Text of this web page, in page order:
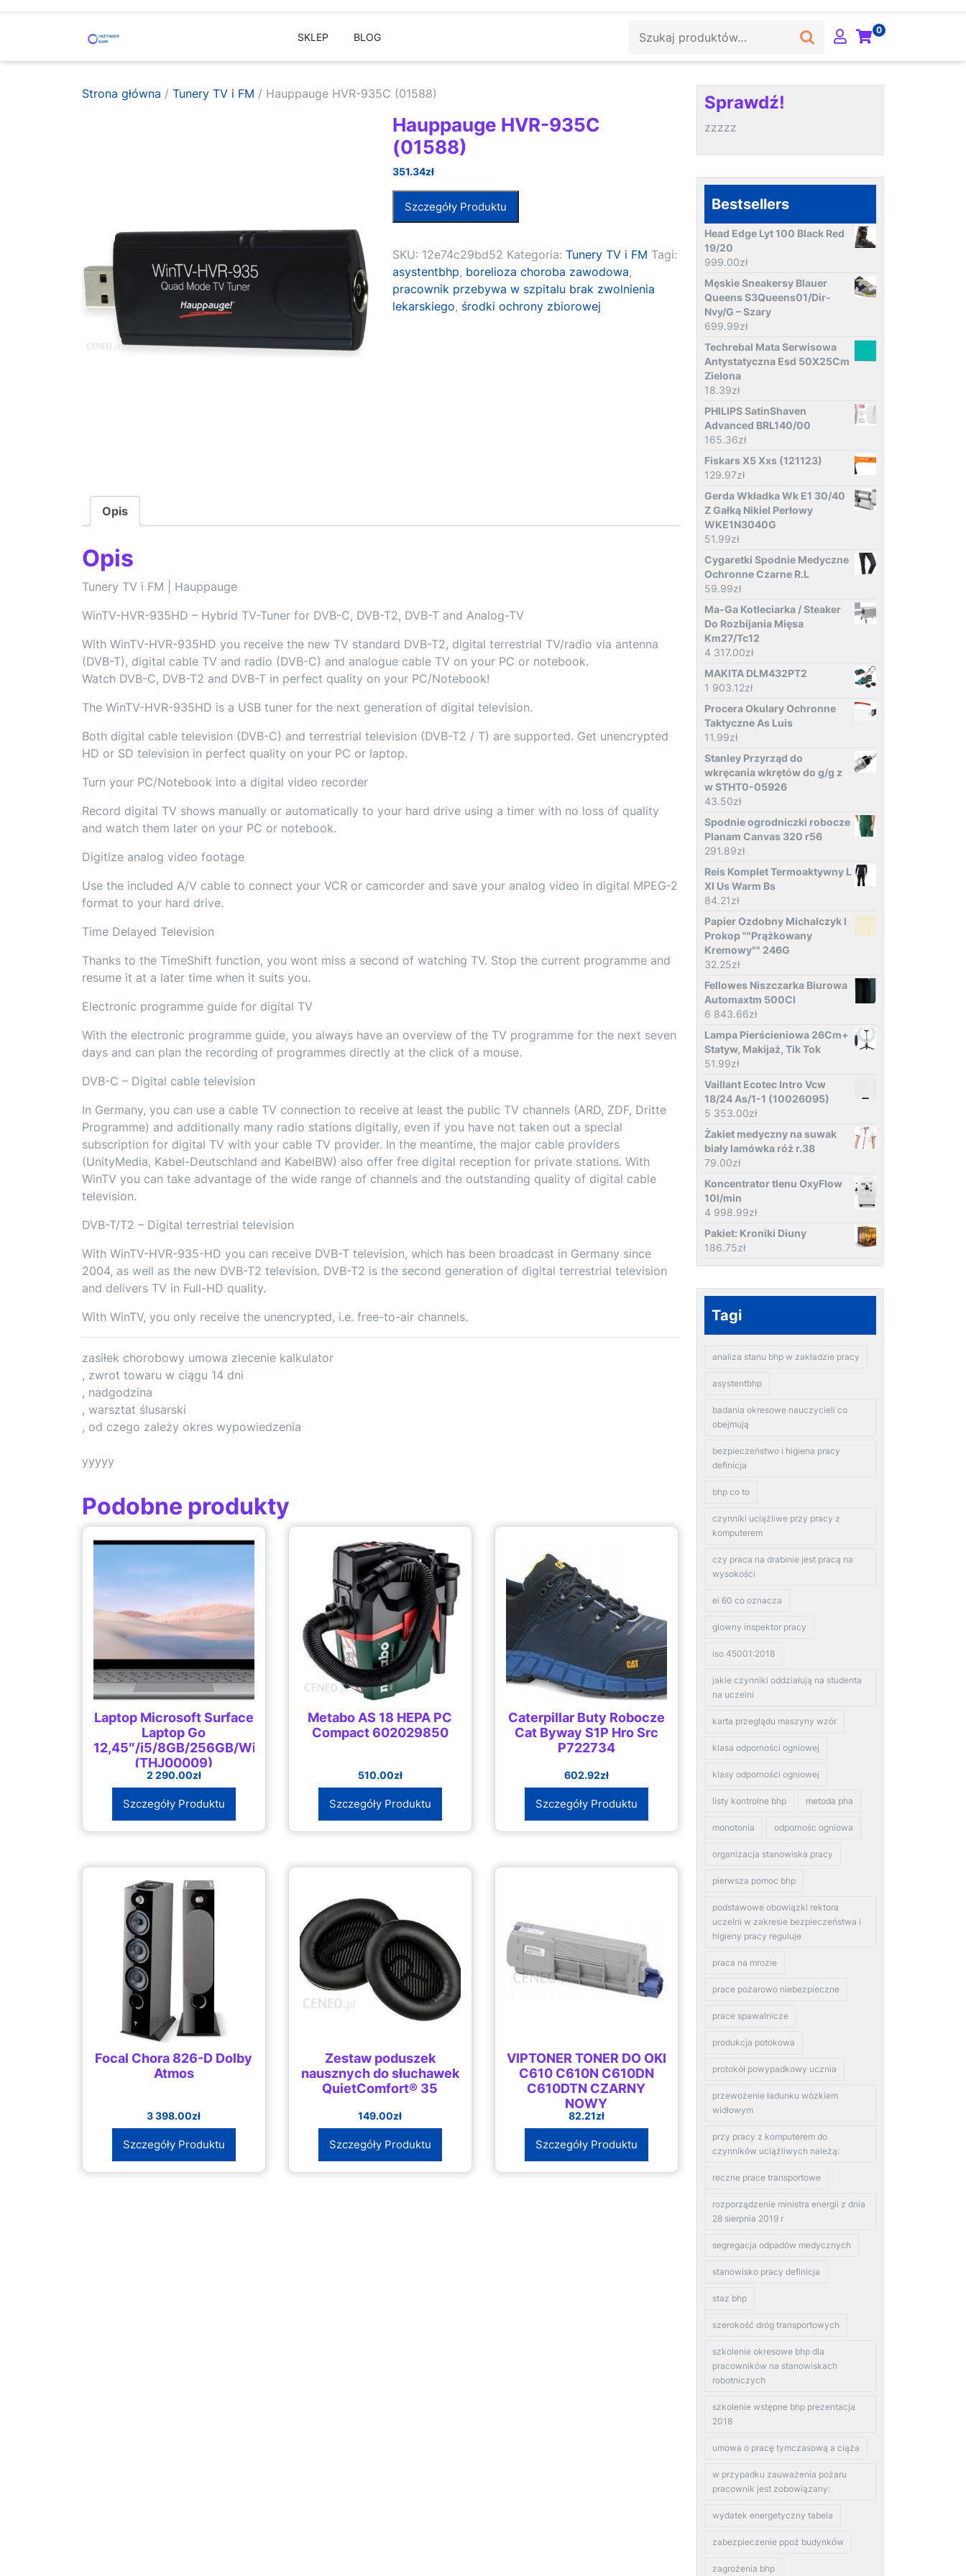
SKLEP BLOG
0
Strona główna / Tunery TV i FM / Hauppauge HVR-935C (01588)
Hauppauge HVR-935C
(01588)
351.34zł
Szczegóły Produktu
SKU: 12e74c29bd52 Kategoria:Tunery TV i FM Tagi:
asystentbhp, borelioza choroba zawodowa,
pracownik przebywa w szpitalu brak zwolnienia
lekarskiego, środki ochrony zbiorowej
Opis
Opis
Tunery TV i FM | Hauppauge
WinTV-HVR-935HD – Hybrid TV-Tuner for DVB-C, DVB-T2, DVB-T and Analog-TV
With WinTV-HVR-935HD you receive the new TV standard DVB-T2, digital terrestrial TV/radio via antenna
(DVB-T), digital cable TV and radio (DVB-C) and analogue cable TV on your PC or notebook.
Watch DVB-C, DVB-T2 and DVB-T in perfect quality on your PC/Notebook!
The WinTV-HVR-935HD is a USB tuner for the next generation of digital television.
Both digital cable television (DVB-C) and terrestrial television (DVB-T2 / T) are supported. Get unencrypted
HD or SD television in perfect quality on your PC or laptop.
Turn your PC/Notebook into a digital video recorder
Record digital TV shows manually or automatically to your hard drive using a timer with no loss of quality
and watch them later on your PC or notebook.
Digitize analog video footage
Use the included A/V cable to connect your VCR or camcorder and save your analog video in digital MPEG-2
format to your hard drive.
Time Delayed Television
Thanks to the TimeShift function, you wont miss a second of watching TV. Stop the current programme and
resume it at a later time when it suits you.
Electronic programme guide for digital TV
With the electronic programme guide, you always have an overview of the TV programme for the next seven
days and can plan the recording of programmes directly at the click of a mouse.
DVB-C – Digital cable television
In Germany, you can use a cable TV connection to receive at least the public TV channels (ARD, ZDF, Dritte
Programme) and additionally many radio stations digitally, even if you have not taken out a special
subscription for digital TV with your cable TV provider. In the meantime, the major cable providers
(UnityMedia, Kabel-Deutschland and KabelBW) also offer free digital reception for private stations. With
WinTV you can take advantage of the wide range of channels and the outstanding quality of digital cable
television.
DVB-T/T2 – Digital terrestrial television
With WinTV-HVR-935-HD you can receive DVB-T television, which has been broadcast in Germany since
2004, as well as the new DVB-T2 television. DVB-T2 is the second generation of digital terrestrial television
and delivers TV in Full-HD quality.
With WinTV, you only receive the unencrypted, i.e. free-to-air channels.
zasiłek chorobowy umowa zlecenie kalkulator
, zwrot towaru w ciągu 14 dni
, nadgodzina
, warsztat ślusarski
, od czego zależy okres wypowiedzenia
yyyyy
Podobne produkty
Laptop Microsoft Surface
Laptop Go
12,45″/i5/8GB/256GB/Win10
(THJ00009)
2 290.00zł
Szczegóły Produktu
Metabo AS 18 HEPA PC
Compact 602029850
510.00zł
Szczegóły Produktu
Caterpillar Buty Robocze
Cat Byway S1P Hro Src
P722734
602.92zł
Szczegóły Produktu
Focal Chora 826-D Dolby
Atmos
3 398.00zł
Szczegóły Produktu
Zestaw poduszek
nausznych do słuchawek
QuietComfort® 35
149.00zł
Szczegóły Produktu
VIPTONER TONER DO OKI
C610 C610N C610DN
C610DTN CZARNY
NOWY
82.21zł
Szczegóły Produktu
Sprawdź!
zzzzz
Bestsellers
Head Edge Lyt 100 Black Red
19/20
999.00zł
Męskie Sneakersy Blauer
Queens S3Queens01/Dir-
Nvy/G – Szary
699.99zł
Techrebal Mata Serwisowa
Antystatyczna Esd 50X25Cm
Zielona
18.39zł
PHILIPS SatinShaven
Advanced BRL140/00
165.36zł
Fiskars X5 Xxs (121123)
129.97zł
Gerda Wkładka Wk E1 30/40
Z Gałką Nikiel Perłowy
WKE1N3040G
51.99zł
Cygaretki Spodnie Medyczne
Ochronne Czarne R.L
59.99zł
Ma-Ga Kotleciarka / Steaker
Do Rozbijania Mięsa
Km27/Tc12
4 317.00zł
MAKITA DLM432PT2
1 903.12zł
Procera Okulary Ochronne
Taktyczne As Luis
11.99zł
Stanley Przyrząd do
wkręcania wkrętów do g/g z
w STHT0-05926
43.50zł
Spodnie ogrodniczki robocze
Planam Canvas 320 r56
291.89zł
Reis Komplet Termoaktywny L
Xl Us Warm Bs
84.21zł
Papier Ozdobny Michalczyk I
Prokop ""Prążkowany
Kremowy"" 246G
32.25zł
Fellowes Niszczarka Biurowa
Automaxtm 500Cl
6 843.66zł
Lampa Pierścieniowa 26Cm+
Statyw, Makijaż, Tik Tok
51.99zł
Vaillant Ecotec Intro Vcw
18/24 As/1-1 (10026095)
5 353.00zł
Żakiet medyczny na suwak
biały lamówka róż r.38
79.00zł
Koncentrator tlenu OxyFlow
10l/min
4 998.99zł
Pakiet: Kroniki Diuny
186.75zł
Tagi
analiza stanu bhp w zakładzie pracy
asystentbhp
badania okresowe nauczycieli co
obejmują
bezpieczeństwo i higiena pracy
definicja
bhp co to
czynniki uciążliwe przy pracy z
komputerem
czy praca na drabinie jest pracą na
wysokości
ei 60 co oznacza
glowny inspektor pracy
iso 45001:2018
jakie czynniki oddziałują na studenta
na uczelni
karta przeglądu maszyny wzór
klasa odporności ogniowej
klasy odporności ogniowej
listy kontrolne bhp metoda pha
monotonia odpornośc ogniowa
organizacja stanowiska pracy
pierwsza pomoc bhp
podstawowe obowiązki rektora
uczelni w zakresie bezpieczeństwa i
higieny pracy reguluje
praca na mrozie
prace pożarowo niebezpieczne
prace spawalnicze
produkcja potokowa
protokół powypadkowy ucznia
przewożenie ładunku wózkiem
widłowym
przy pracy z komputerem do
czynników uciążliwych należą:
reczne prace transportowe
rozporządzenie ministra energii z dnia
28 sierpnia 2019 r
segregacja odpadów medycznych
stanowisko pracy definicja
staz bhp
szerokość dróg transportowych
szkolenie okresowe bhp dla
pracowników na stanowiskach
robotniczych
szkolenie wstępne bhp prezentacja
2018
umowa o pracę tymczasową a ciąża
w przypadku zauważenia pożaru
pracownik jest zobowiązany:
wydatek energetyczny tabela
zabezpieczenie ppoż budynków
zagrożenia bhp